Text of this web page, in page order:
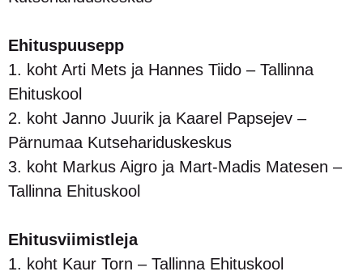
Ehituspuusepp
1. koht Arti Mets ja Hannes Tiido – Tallinna
Ehituskool
2. koht Janno Juurik ja Kaarel Papsejev –
Pärnumaa Kutsehariduskeskus
3. koht Markus Aigro ja Mart-Madis Matesen –
Tallinna Ehituskool
Ehitusviimistleja
1. koht Kaur Torn – Tallinna Ehituskool